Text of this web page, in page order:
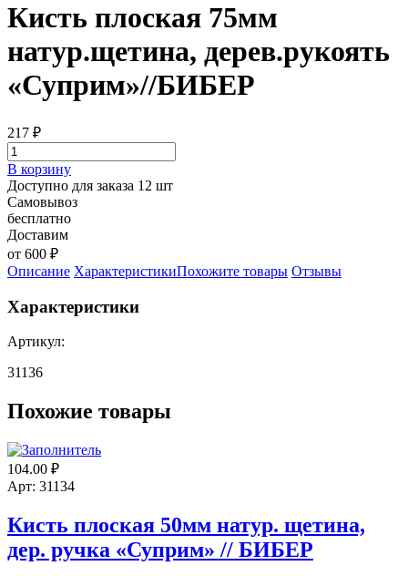
Кисть плоская 75мм
натур.щетина, дерев.рукоять
«Суприм»//БИБЕР
217 ₽
В корзину
Доступно для заказа 12 шт
Самовывоз
бесплатно
Доставим
от 600 ₽
Описание ХарактеристикиПохожите товары Отзывы
Характеристики
Артикул:
31136
Похожие товары
104.00 ₽
Арт: 31134
Кисть плоская 50мм натур. щетина,
дер. ручка «Суприм» // БИБЕР